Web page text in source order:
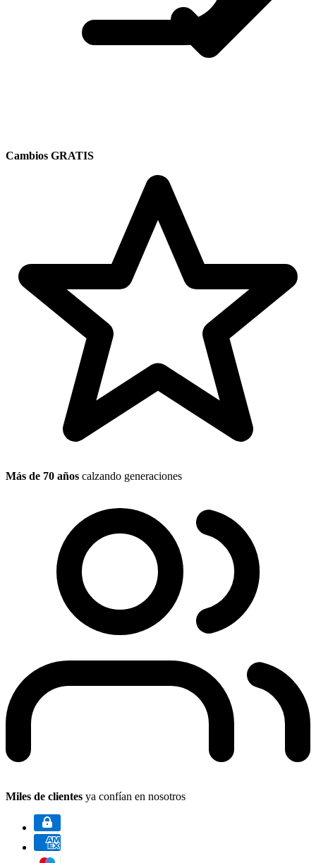
Cambios GRATIS
Más de 70 años calzando generaciones
Miles de clientes ya confían en nosotros